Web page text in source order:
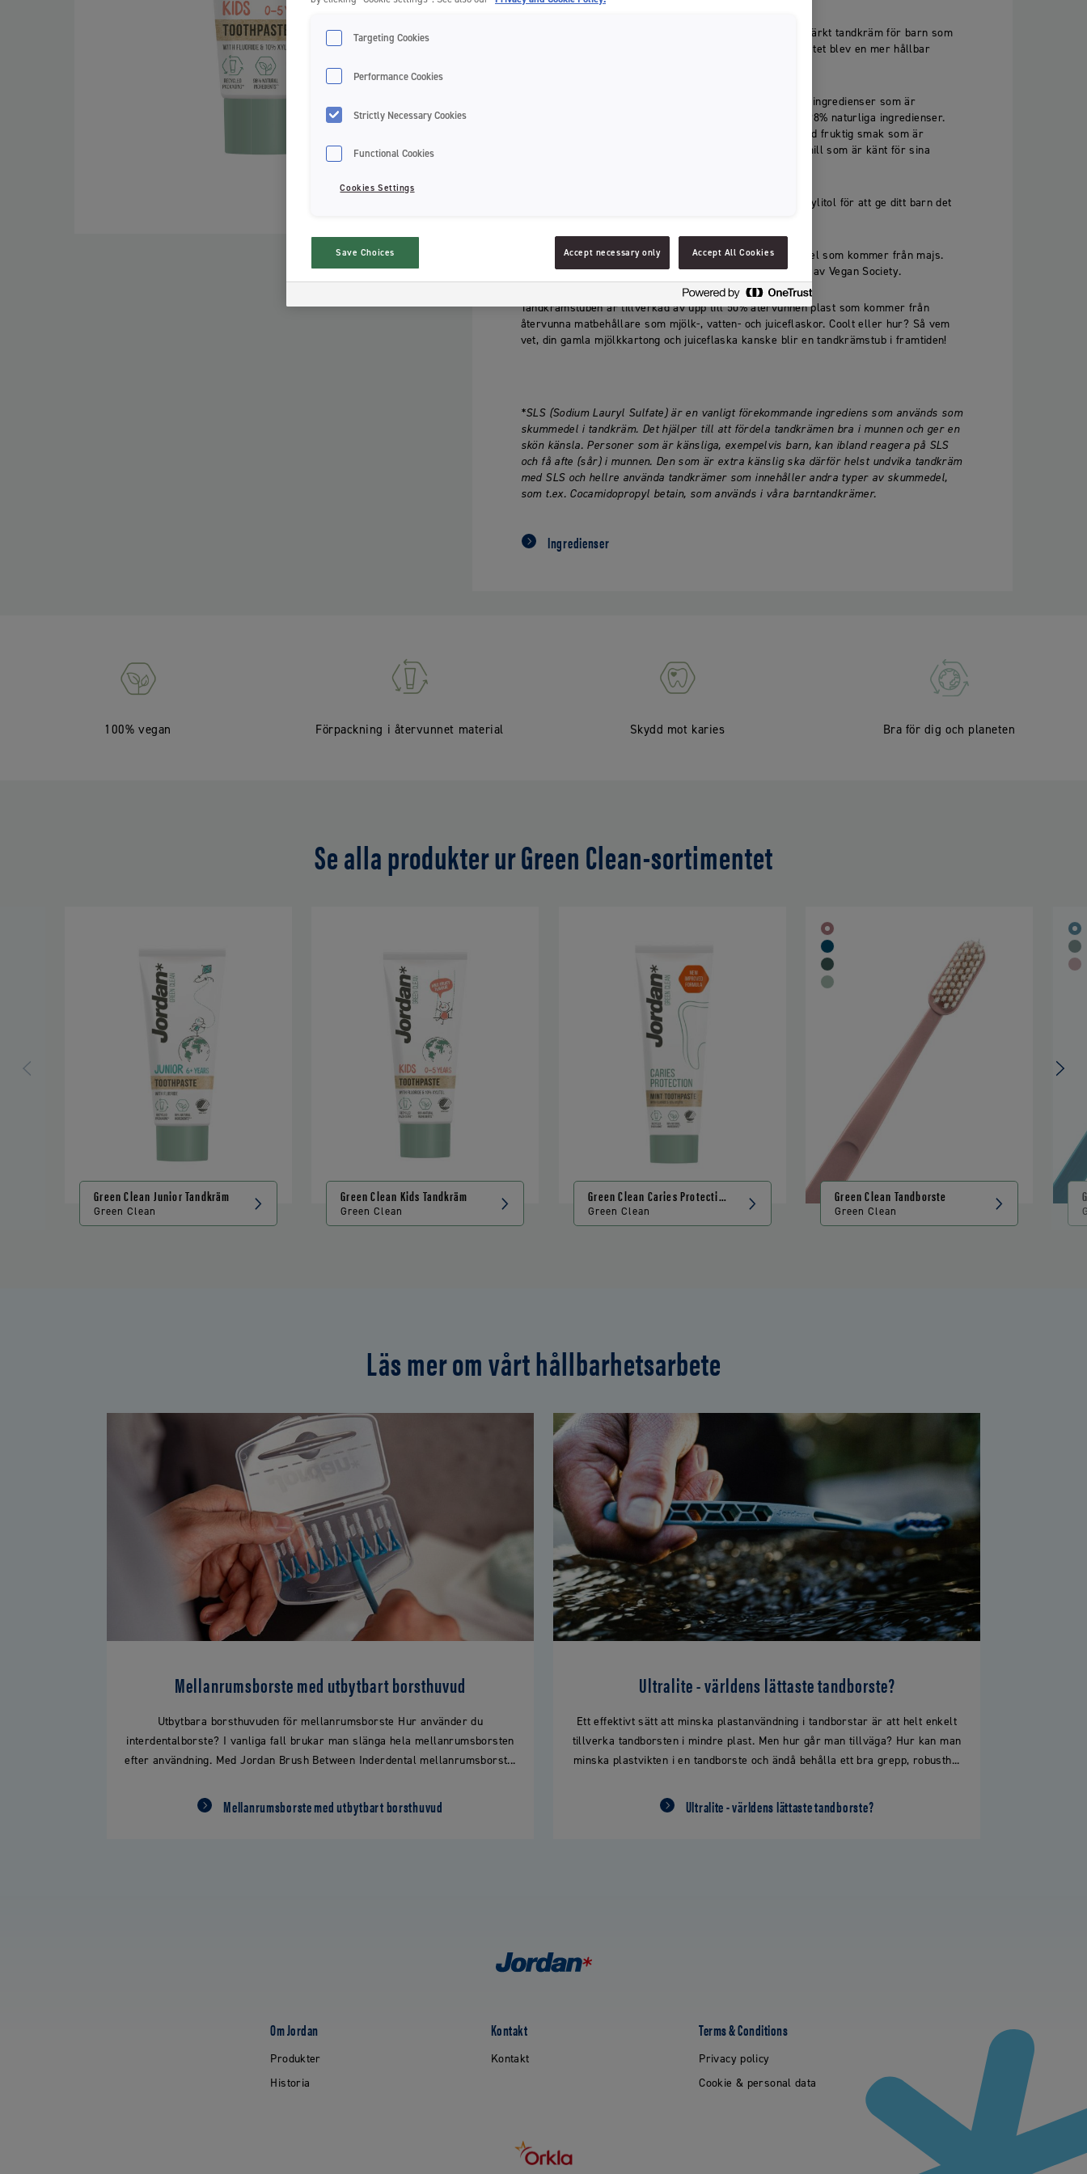
SPAIN
IRELAND
HUNGARY
LITHUANIA
Jordan Green Clean Kids Tandkräm 0-5 år är en svanenmärkt tandkräm för barn som
utvecklades med både barn och planeten i åtanke. Resultatet blev en mer hållbar
Barntandkrämen från Jordan innehåller noggrant utvalda ingredienser som är
biologiskt nedbrytbara i naturen. Tandkrämen innehåller 98% naturliga ingredienser.
Med hjälp av naturlig stevia har tandkrämen också en mild fruktig smak som är
populär bland barnen. Innehåller också extrakt av kamomill som är känt för sina
Jordan Green Clean Kids Tandkräm innehåller fluor och xylitol för att ge ditt barn det
Tandkrämen är SLS-fri* och har istället ett milt skummedel som kommer från majs.
Den är också Svanenmärkt, 100% vegansk och certifierad av Vegan Society.
Tandkrämstuben är tillverkad av upp till 50% återvunnen plast som kommer från
återvunna matbehållare som mjölk-, vatten- och juiceflaskor. Coolt eller hur? Så vem
vet, din gamla mjölkkartong och juiceflaska kanske blir en tandkrämstub i framtiden!
*SLS (Sodium Lauryl Sulfate) är en vanligt förekommande ingrediens som används som
skummedel i tandkräm. Det hjälper till att fördela tandkrämen bra i munnen och ger en
skön känsla. Personer som är känsliga, exempelvis barn, kan ibland reagera på SLS
och få afte (sår) i munnen. Den som är extra känslig ska därför helst undvika tandkräm
med SLS och hellre använda tandkrämer som innehåller andra typer av skummedel,
som t.ex. Cocamidopropyl betain, som används i våra barntandkrämer.
Ingredienser
100% vegan Förpackning i återvunnet material Skydd mot karies Bra för dig och planeten
Se alla produkter ur Green Clean-sortimentet
Green Clean Junior Tandkräm
Green Clean
Green Clean Kids Tandkräm
Green Clean
Green Clean Caries Protection
Tandkräm
Green Clean
Green Clean Tandborste
Green Clean
Läs mer om vårt hållbarhetsarbete
Mellanrumsborste med utbytbart borsthuvud
Utbytbara borsthuvuden för mellanrumsborste Hur använder du
interdentalborste? I vanliga fall brukar man slänga hela mellanrumsborsten
efter användning. Med Jordan Brush Between Inderdental mellanrumsborst...
Mellanrumsborste med utbytbart borsthuvud
Ultralite - världens lättaste tandborste?
Ett effektivt sätt att minska plastanvändning i tandborstar är att helt enkelt
tillverka tandborsten i mindre plast. Men hur går man tillväga? Hur kan man
minska plastvikten i en tandborste och ändå behålla ett bra grepp, robusth...
Ultralite - världens lättaste tandborste?
Om Jordan
Produkter
Historia
Kontakt
Kontakt
Terms & Conditions
Privacy policy
Cookie & personal data
Targeting Cookies
Performance Cookies
Strictly Necessary Cookies
Functional Cookies
Cookies Settings
Save Choices Accept necessary only Accept All Cookies